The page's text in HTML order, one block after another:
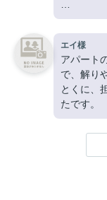
ありがと
エイ様
アパート
で、解り
とくに、
たです。